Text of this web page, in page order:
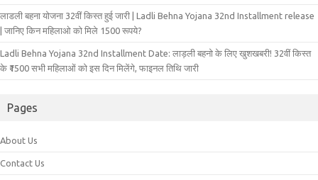
लाडली बहना योजना 32वीं किस्त हुई जारी | Ladli Behna Yojana 32nd Installment release
| जानिए किन महिलाओ को मिले 1500 रूपये?
Ladli Behna Yojana 32nd Installment Date: लाड़ली बहनो के लिए खुशखबरी! 32वीं किस्त
के ₹1500 सभी महिलाओं को इस दिन मिलेंगे, फाइनल तिथि जारी
Pages
About Us
Contact Us